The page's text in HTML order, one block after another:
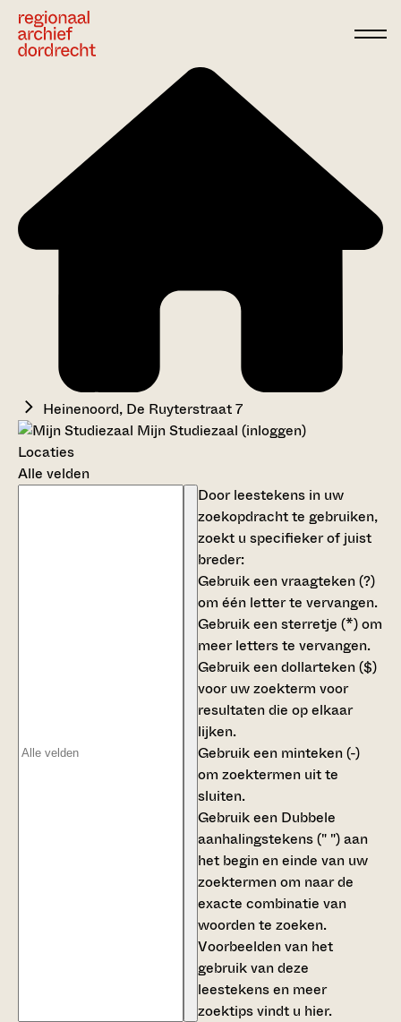
Heinenoord, De Ruyterstraat 7
Mijn Studiezaal (inloggen)
Locaties
Alle velden
Door leestekens in uw
zoekopdracht te gebruiken,
zoekt u specifieker of juist
breder:
Gebruik eenvraagteken (?)
om één letter te vervangen.
Gebruik eensterretje (*)om
meer letters te vervangen.
Gebruik eendollarteken ($)
voor uw zoekterm voor
resultaten die op elkaar
lijken.
Gebruik een minteken (-)
om zoektermen uit te
sluiten.
Gebruik een Dubbele
aanhalingstekens (" ")aan
het begin en einde van uw
zoektermen om naar de
exacte combinatie van
woorden te zoeken.
Voorbeelden van het
gebruik van deze
leestekens en meer
zoektips vindt u hier.